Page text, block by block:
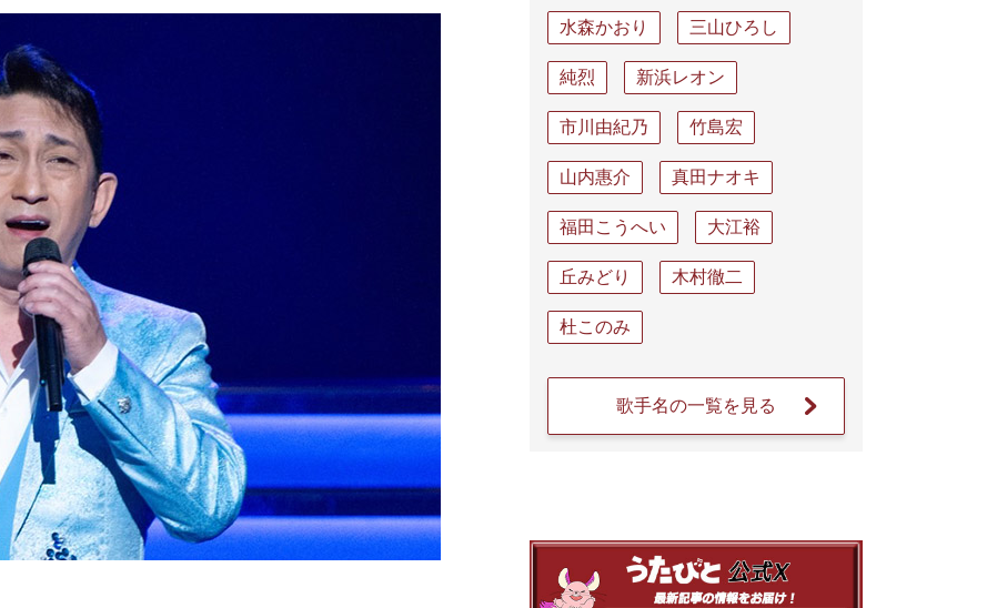
水森かおり 三山ひろし
純烈 新浜レオン
市川由紀乃 竹島宏
山内惠介 真田ナオキ
福田こうへい 大江裕
丘みどり 木村徹二
杜このみ
歌手名の一覧を見る